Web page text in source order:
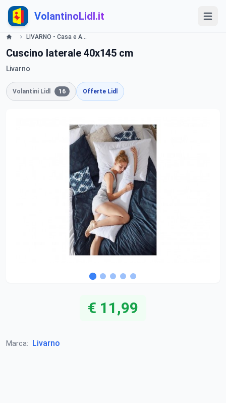
VolantinoLidl.it
LIVARNO - Casa e Arredo Lidl
Cuscino laterale 40x145 cm
Livarno
Volantini Lidl 16 Offerte Lidl
€ 11,99
Marca: Livarno